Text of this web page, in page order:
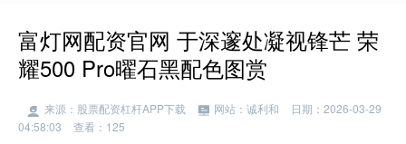
富灯网配资官网 于深邃处凝视锋芒 荣
耀500 Pro曜石黑配色图赏
来源：股票配资杠杆APP下载 网站：诚利和
日期：2026-03-29
04:58:03
查看：125